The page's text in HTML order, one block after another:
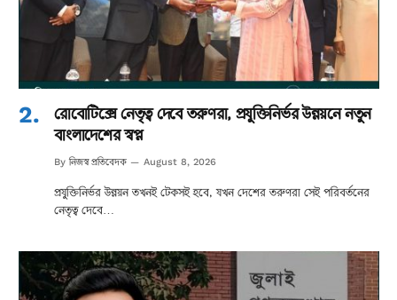
রোবোটিক্সে নেতৃত্ব দেবে তরুণরা, প্রযুক্তিনির্ভর উন্নয়নে নতুন
বাংলাদেশের স্বপ্ন
By নিজস্ব প্রতিবেদক August 8, 2026
প্রযুক্তিনির্ভর উন্নয়ন তখনই টেকসই হবে, যখন দেশের তরুণরা সেই পরিবর্তনের
নেতৃত্ব দেবে…